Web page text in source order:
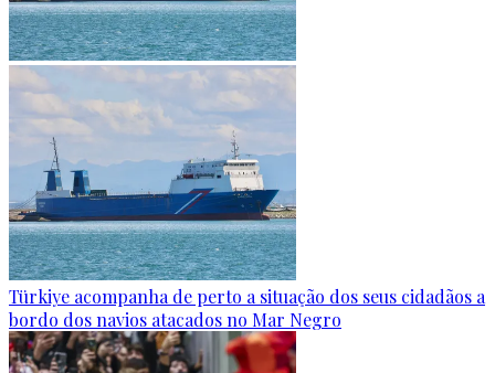
Türkiye acompanha de perto a situação dos seus cidadãos a
bordo dos navios atacados no Mar Negro